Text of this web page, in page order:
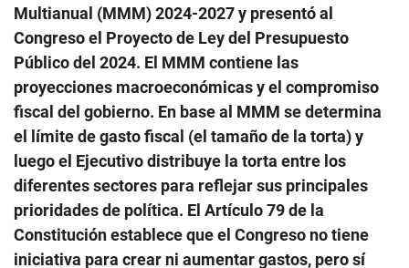
Multianual (MMM) 2024-2027 y presentó al
Congreso el Proyecto de Ley del Presupuesto
Público del 2024. El MMM contiene las
proyecciones macroeconómicas y el compromiso
fiscal del gobierno. En base al MMM se determina
el límite de gasto fiscal (el tamaño de la torta) y
luego el Ejecutivo distribuye la torta entre los
diferentes sectores para reflejar sus principales
prioridades de política. El Artículo 79 de la
Constitución establece que el Congreso no tiene
iniciativa para crear ni aumentar gastos, pero sí